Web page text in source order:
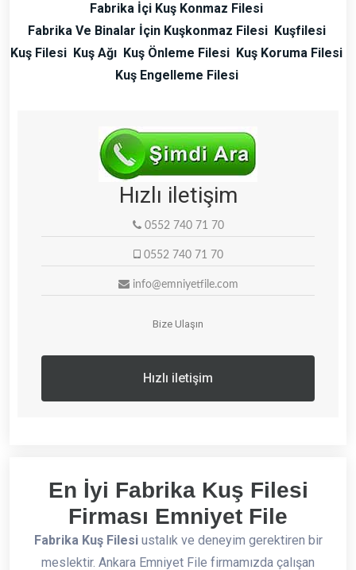
Fabrika İçi Kuş Konmaz Filesi
Fabrika Ve Binalar İçin Kuşkonmaz Filesi Kuşfilesi
Kuş Filesi Kuş Ağı Kuş Önleme Filesi Kuş Koruma Filesi
Kuş Engelleme Filesi
Hızlı iletişim
0552 740 71 70
0552 740 71 70
info@emniyetfile.com
Bize Ulaşın
Hızlı iletişim
En İyi Fabrika Kuş Filesi
Firması Emniyet File
Fabrika Kuş Filesiustalık ve deneyim gerektiren bir
meslektir. Ankara Emniyet File firmamızda çalışan